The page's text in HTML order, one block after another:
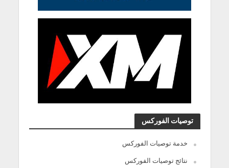
توصيات الفوركس
خدمة توصيات الفوركس
نتائج توصيات الفوركس